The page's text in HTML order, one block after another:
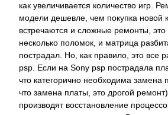
как увеличивается количество игр.
модели дешевле, чем покупка новой
встречаются и сложные ремонты, это
несколько поломок, и матрица
пострадал. Но, как правило, это все
psp. Если на Sony psp пострадала
что категорично необходима замена
что замена платы, это дрогой
производят восстановление